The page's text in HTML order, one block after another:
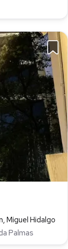
Miguel Hidalgo
Palmas